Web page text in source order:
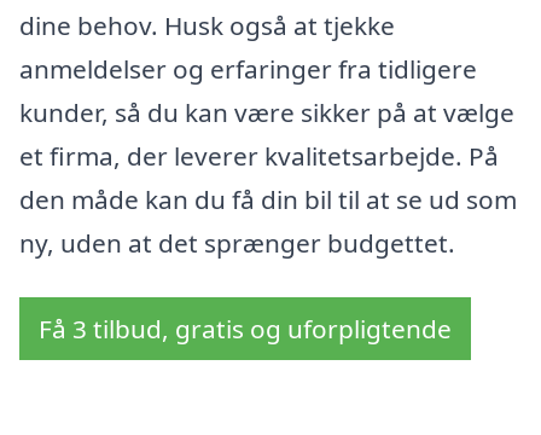
dine behov. Husk også at tjekke
anmeldelser og erfaringer fra tidligere
kunder, så du kan være sikker på at vælge
et firma, der leverer kvalitetsarbejde. På
den måde kan du få din bil til at se ud som
ny, uden at det sprænger budgettet.
Få 3 tilbud, gratis og uforpligtende